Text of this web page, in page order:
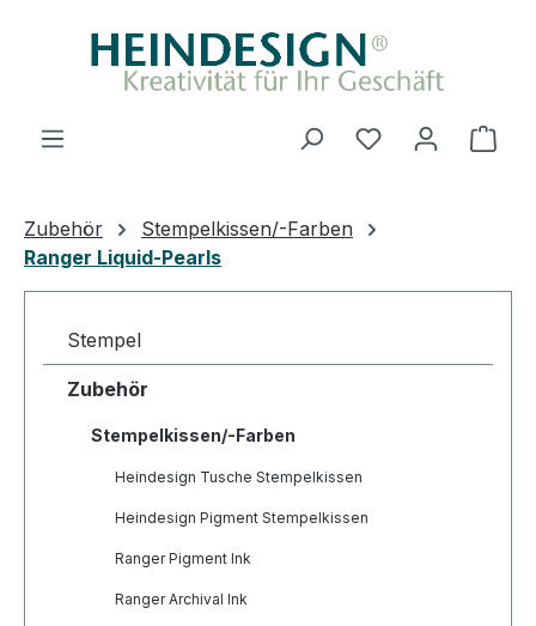
Zum Hauptinhalt springen
Zubehör
Stempelkissen/-Farben
Ranger Liquid-Pearls
Stempel
Zubehör
Stempelkissen/-Farben
Heindesign Tusche Stempelkissen
Heindesign Pigment Stempelkissen
Ranger Pigment Ink
Ranger Archival Ink